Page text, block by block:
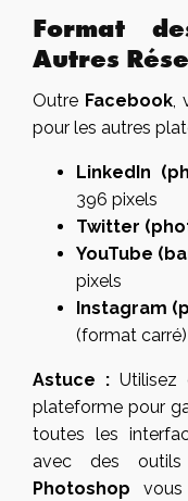
Format
Autres
Outre Facebook,
pour les autres
LinkedIn
396 pixels
Twitter
YouTube
pixels
Instagram
(format carré)
Astuce :Utilisez
plateforme pour
toutes les
avec des
Photoshop